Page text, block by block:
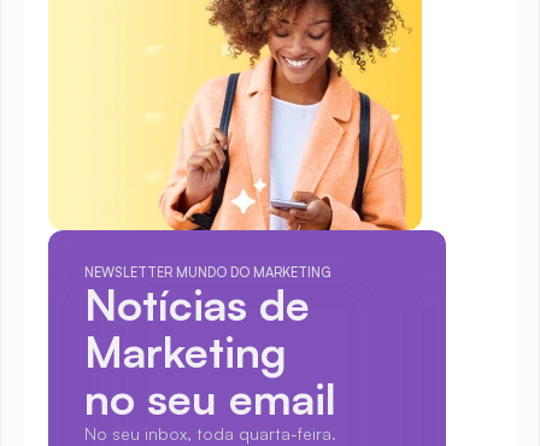
NEWSLETTER MUNDO DO MARKETING
Notícias de
Marketing
no seu email
No seu inbox, toda quarta-feira.